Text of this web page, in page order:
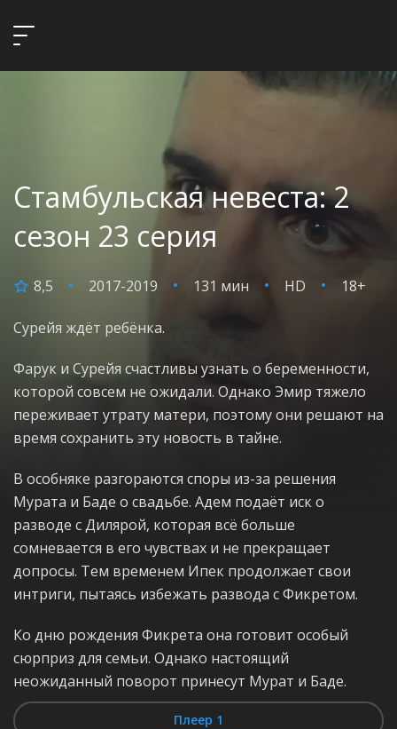
Стамбульская невеста: 2
сезон 23 серия
8,5 2017-2019 131 мин HD 18+
Сурейя ждёт ребёнка.
Фарук и Сурейя счастливы узнать о беременности,
которой совсем не ожидали. Однако Эмир тяжело
переживает утрату матери, поэтому они решают на
время сохранить эту новость в тайне.
В особняке разгораются споры из-за решения
Мурата и Баде о свадьбе. Адем подаёт иск о
разводе с Дилярой, которая всё больше
сомневается в его чувствах и не прекращает
допросы. Тем временем Ипек продолжает свои
интриги, пытаясь избежать развода с Фикретом.
Ко дню рождения Фикрета она готовит особый
сюрприз для семьи. Однако настоящий
неожиданный поворот принесут Мурат и Баде.
Плеер 1